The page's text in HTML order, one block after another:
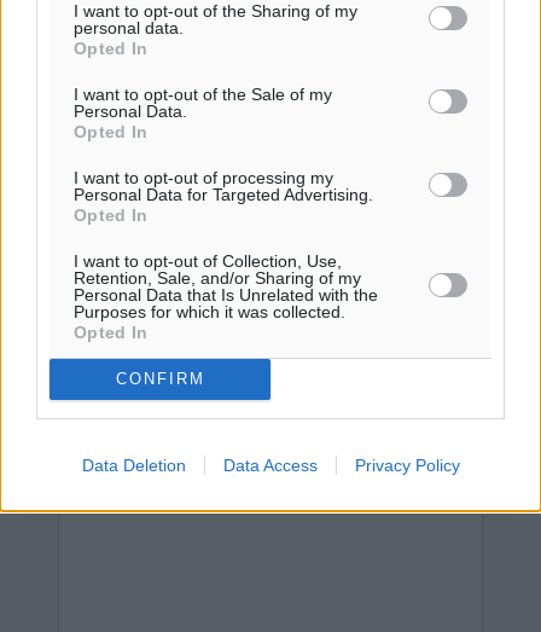
I want to opt-out of the Sharing of my
personal data.
Opted In
I want to opt-out of the Sale of my
Personal Data.
Opted In
I want to opt-out of processing my
Personal Data for Targeted Advertising.
Opted In
I want to opt-out of Collection, Use,
Retention, Sale, and/or Sharing of my
Personal Data that Is Unrelated with the
Purposes for which it was collected.
Opted In
CONFIRM
Data Deletion Data Access Privacy Policy
Προσθέστε ένα σχόλιο
Το E-mail δεν θα δημοσιευτεί.
υποβολή του σχολίου.
Φύλαξε τα στοιχεία μου για την επόμενη φορά.